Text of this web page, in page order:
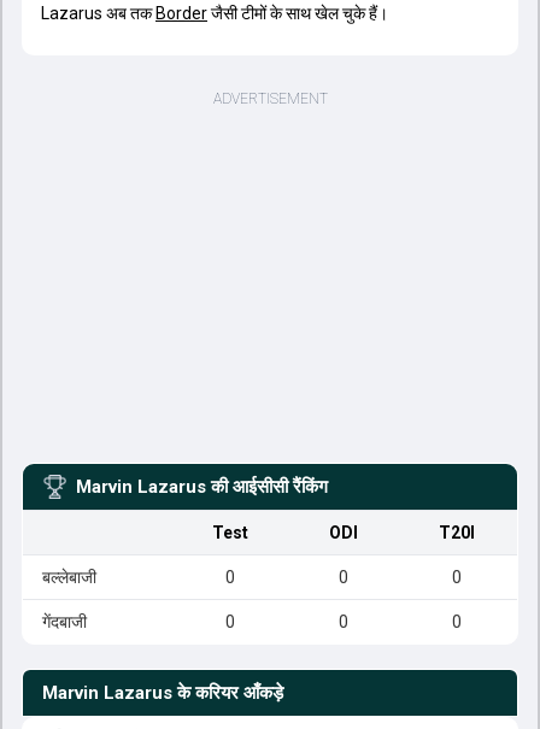
Lazarus अब तक Borderजैसी टीमों के साथ खेल चुके हैं।
Marvin Lazarus की आईसीसी रैंकिंग
Test ODI T20I
बल्लेबाजी 0 0 0
गेंदबाजी 0 0 0
Marvin Lazarus के करियर आँकड़े